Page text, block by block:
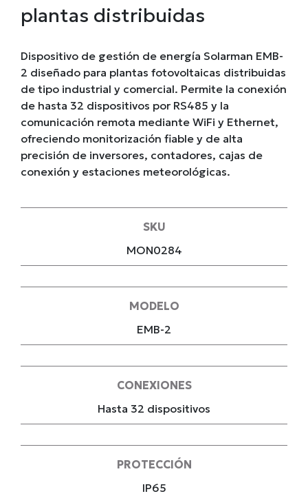
plantas distribuidas
Dispositivo de gestión de energía Solarman EMB-
2 diseñado para plantas fotovoltaicas distribuidas
de tipo industrial y comercial. Permite la conexión
de hasta 32 dispositivos por RS485 y la
comunicación remota mediante WiFi y Ethernet,
ofreciendo monitorización fiable y de alta
precisión de inversores, contadores, cajas de
conexión y estaciones meteorológicas.
SKU
MON0284
MODELO
EMB-2
CONEXIONES
Hasta 32 dispositivos
PROTECCIÓN
IP65